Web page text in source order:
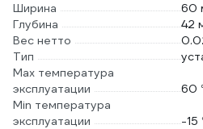
Ширина
60
Глубина
42
Вес нетто
Тип
Max температура
эксплуатации
60
Min температура
эксплуатации
-15